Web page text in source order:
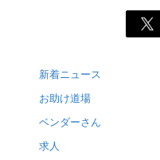
新着ニュース
お助け道場
ベンダーさん
求人